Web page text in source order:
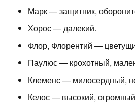
Марк — защитник,
Хорос — далекий.
Флор, Флорентий —
Паулюс — крохотный,
Клеменс — милосердный,
Келос — высокий,